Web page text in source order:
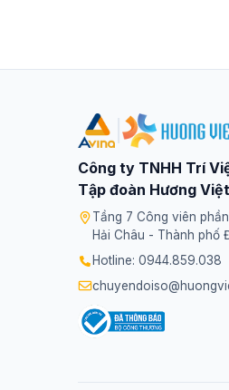
Công ty TNHH Trí
Tập đoàn Hương Việt
Tầng 7 Công viên
Hải Châu - Thành phố
Hotline: 0944.859.038